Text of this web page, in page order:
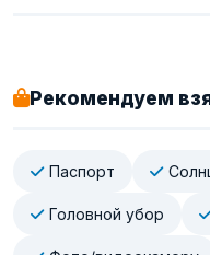
Рекомендуем
Паспорт
Головной убор